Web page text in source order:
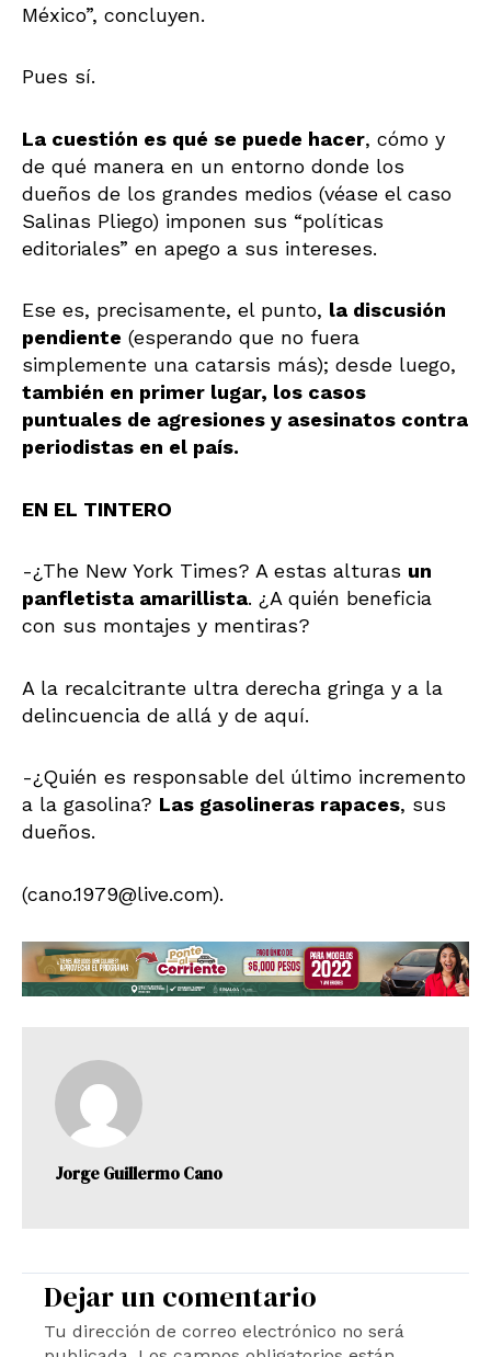
México”, concluyen.
Pues sí.
La cuestión es qué se puede hacer, cómo y
de qué manera en un entorno donde los
dueños de los grandes medios (véase el caso
Salinas Pliego) imponen sus “políticas
editoriales” en apego a sus intereses.
Ese es, precisamente, el punto, la discusión
pendiente (esperando que no fuera
simplemente una catarsis más); desde luego,
también en primer lugar, los casos
puntuales de agresiones y asesinatos contra
periodistas en el país.
EN EL TINTERO
-¿The New York Times? A estas alturas un
panfletista amarillista. ¿A quién beneficia
con sus montajes y mentiras?
A la recalcitrante ultra derecha gringa y a la
delincuencia de allá y de aquí.
-¿Quién es responsable del último incremento
a la gasolina? Las gasolineras rapaces, sus
dueños.
(cano.1979@live.com).
Jorge Guillermo Cano
Dejar un comentario
Tu dirección de correo electrónico no será